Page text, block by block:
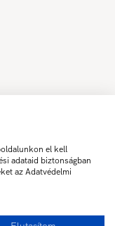
el kell
adataid biztonságban
az Adatvédelmi